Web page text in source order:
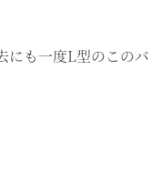
度L型のこのバー